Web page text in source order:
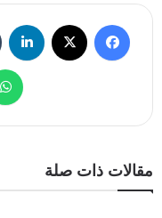
مقالات ذات صلة